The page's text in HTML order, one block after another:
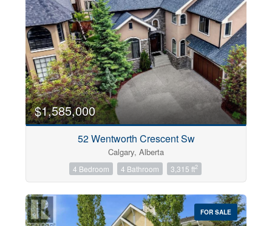
$1,585,000
52 Wentworth Crescent Sw
Calgary, Alberta
4 Bedroom 4 Bathroom 3,315 ft2
FOR SALE